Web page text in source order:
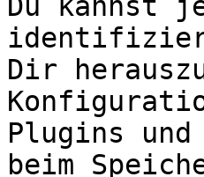
Dir
Plugins und
beim